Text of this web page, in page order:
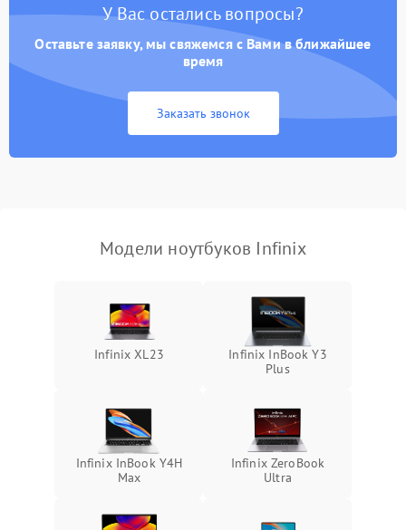
Неисправность зарядного
питания
2000 ₽ Подробнее →
неисправности кулера
пропадание диска
оперативной памяти:
вылеты приложений,
синие экраны
Подробнее →
У Вас остались вопросы?
Оставьте заявку, мы свяжемся с Вами в ближайшее
время
Заказать звонок
Модели ноутбуков Infinix
Infinix XL23
Infinix InBook Y3
Plus
Infinix InBook Y4H
Max
Infinix ZeroBook
Ultra